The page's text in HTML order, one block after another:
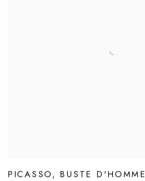
PICASSO, BUSTE D'HOMME